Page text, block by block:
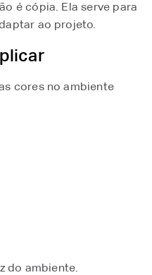
é cópia. Ela serve para
ao projeto.
cores no ambiente
do ambiente.